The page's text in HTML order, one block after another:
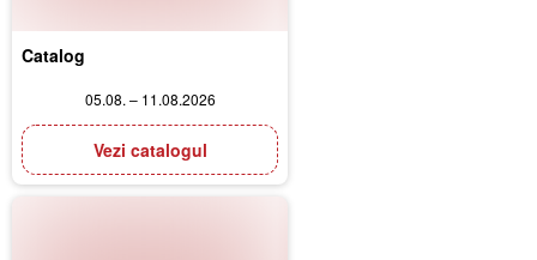
Catalog
05.08. – 11.08.2026
Vezi catalogul